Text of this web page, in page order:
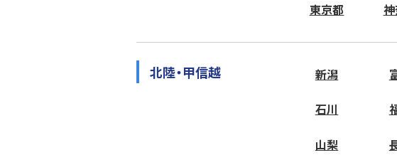
東京都
北陸・甲信越 新潟
石川
山梨